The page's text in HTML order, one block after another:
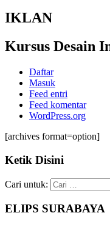
IKLAN
Kursus Desain
Daftar
Masuk
Feed entri
Feed komentar
WordPress.org
[archives format=option]
Ketik Disini
Cari untuk:
ELIPS SURABAYA